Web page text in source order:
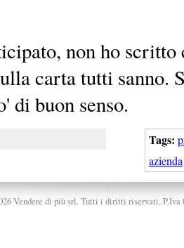
non ho scritto
carta tutti sanno.
di buon senso.
Tags:
azienda
Vendere di più srl. Tutti i diritti riservati. P.Iva